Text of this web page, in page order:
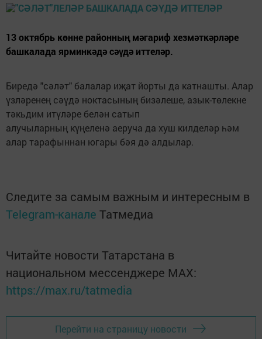
13 октябрь көнне районның мәгариф хезмәткәрләре
башкалада ярминкәдә сәүдә иттеләр.
Биредә "сәләт" балалар иҗат йорты да катнашты. Алар
үзләренең сәүдә ноктасының бизәлеше, азык-төлекне
тәкьдим итүләре белән сатып
алучыларның күңеленә аеруча да хуш килделәр һәм
алар тарафыннан югары бәя дә алдылар.
Следите за самым важным и интересным в
Telegram-канале Татмедиа
Читайте новости Татарстана в
национальном мессенджере MАХ:
https://max.ru/tatmedia
Перейти на страницу новости